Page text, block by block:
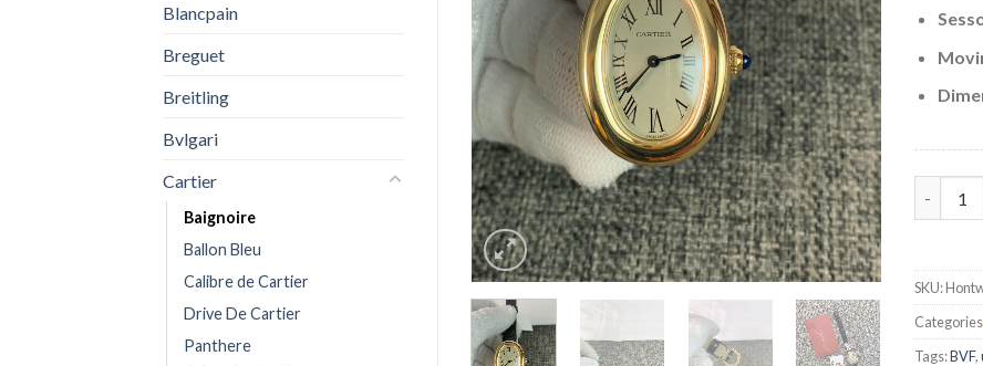
Blancpain
Breguet
Breitling
Bvlgari
Cartier
Baignoire
Ballon Bleu
Calibre de Cartier
Drive De Cartier
Panthere
SKU:
Tags:BVF,